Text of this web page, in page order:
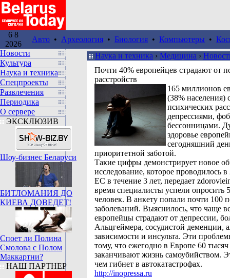
6 8
2026
Авто • Археология • Биология • Компьютеры •
Новости
Культура
Наука и техника
Спецпроекты
Развлечения
Периодика
О сервере
ЭКСКЛЮЗИВ
Шоу-бизнес Беларуси
БИТЛОМАНИЯ ДО
КИЕВА ДОВЕДЕТ!
Споет ли Полина
Смолова с Полом
Маккартни?
НАШ ПАРТНЕР
Наука и техника › Медицина ›
Почти 40% европейцев страдают от
расстройств
165 миллионов
(38% населения)
психических
депрессиями,
бессонницами.
здоровье
сегодняшний
приоритетной заботой.
Такие цифры демонстрирует новое
исследование, которое проводилось в
ЕС в течение 3 лет, передает
время специалисты успели опросить
человек. В анкету попали почти 100
заболеваний. Выяснилось, что чаще
европейцы страдают от депрессии,
Альцгеймера, сосудистой деменции,
зависимости и инсульта. Эти
тому, что ежегодно в Европе 60 тысяч
заканчивают жизнь самоубийством.
чем гибнет в автокатастрофах.
http://inopressa.ru